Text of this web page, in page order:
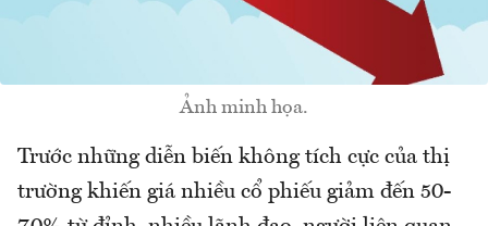
Ảnh minh họa.
Trước những diễn biến không tích cực của thị
trường khiến giá nhiều cổ phiếu giảm đến 50-